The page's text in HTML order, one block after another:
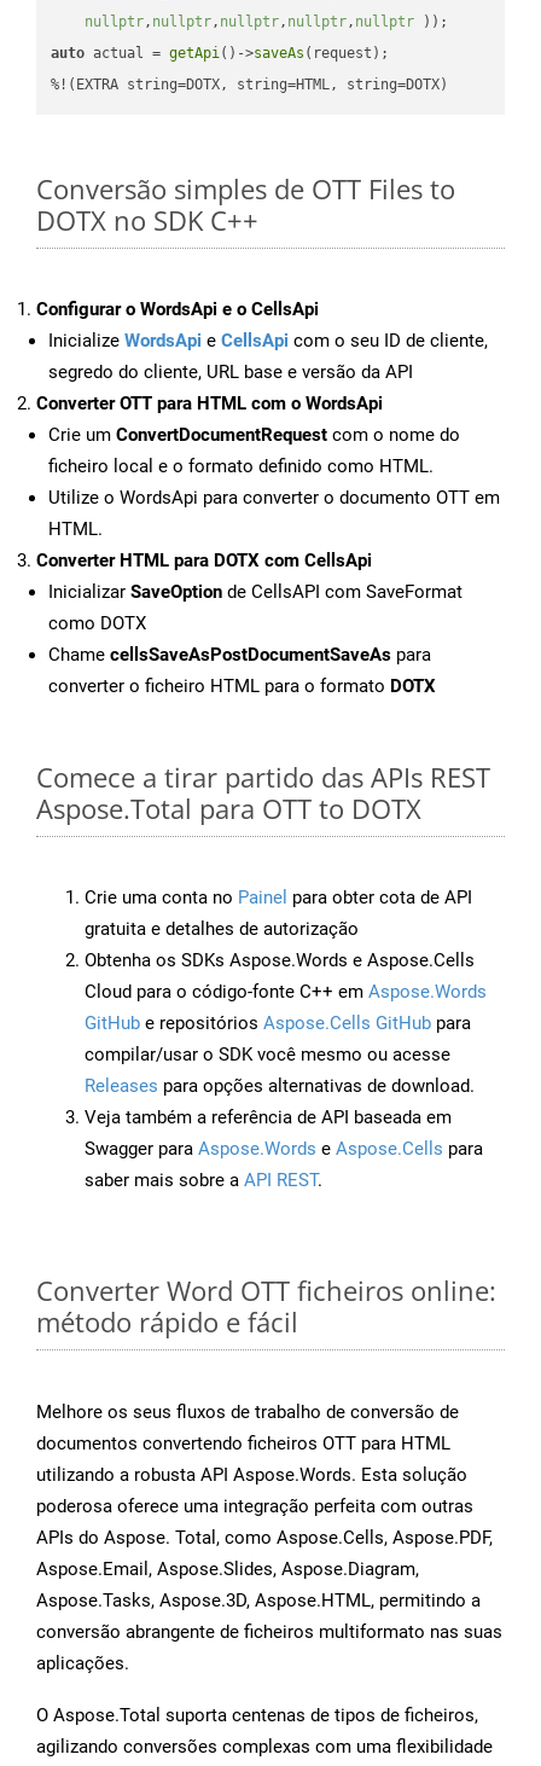
nullptr, nullptr, nullptr, nullptr, nullptr ))
auto actual = getApi()->saveAs (request);
%!(EXTRA string=DOTX, string=HTML, string=DOTX)
Conversão simples de OTT Files to
DOTX no SDK C++
Configurar o WordsApi e o CellsApi
Inicialize WordsApi e CellsApi com o seu ID de cliente,
segredo do cliente, URL base e versão da API
Converter OTT para HTML com o WordsApi
Crie um ConvertDocumentRequest com o nome do
ficheiro local e o formato definido como HTML.
Utilize o WordsApi para converter o documento OTT em
HTML.
Converter HTML para DOTX com CellsApi
Inicializar SaveOption de CellsAPI com SaveFormat
como DOTX
Chame cellsSaveAsPostDocumentSaveAs para
converter o ficheiro HTML para o formato DOTX
Comece a tirar partido das APIs REST
Aspose.Total para OTT to DOTX
Crie uma conta no Painel para obter cota de API
gratuita e detalhes de autorização
Obtenha os SDKs Aspose.Words e Aspose.Cells
Cloud para o código-fonte C++ em Aspose.Words
GitHub e repositórios Aspose.Cells GitHub para
compilar/usar o SDK você mesmo ou acesse
Releases para opções alternativas de download.
Veja também a referência de API baseada em
Swagger para Aspose.Words e Aspose.Cells para
saber mais sobre a API REST.
Converter Word OTT ficheiros online:
método rápido e fácil
Melhore os seus fluxos de trabalho de conversão de
documentos convertendo ficheiros OTT para HTML
utilizando a robusta API Aspose.Words. Esta solução
poderosa oferece uma integração perfeita com outras
APIs do Aspose. Total, como Aspose.Cells, Aspose.PDF,
Aspose.Email, Aspose.Slides, Aspose.Diagram,
Aspose.Tasks, Aspose.3D, Aspose.HTML, permitindo a
conversão abrangente de ficheiros multiformato nas suas
aplicações.
O Aspose.Total suporta centenas de tipos de ficheiros,
agilizando conversões complexas com uma flexibilidade